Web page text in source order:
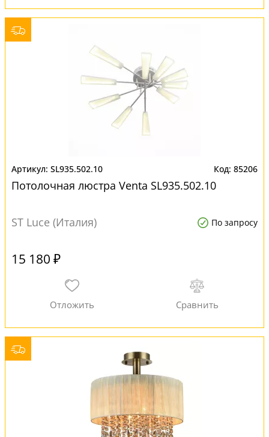
SL935.502.10 85206
Потолочная люстра Venta SL935.502.10
ST Luce (Италия) По запросу
15 180 ₽